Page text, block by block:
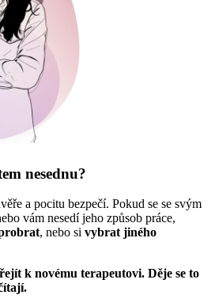
nesednu?
a pocitu bezpečí. Pokud se se svým
vám nesedí jeho způsob práce,
, nebo si vybrat jiného
k novému terapeutovi. Děje se to